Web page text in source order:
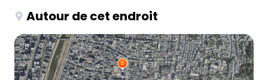
Autour de cet endroit